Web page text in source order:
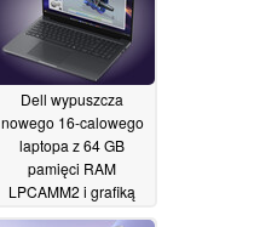
Dell wypuszcza
nowego 16-calowego
laptopa z 64 GB
pamięci RAM
LPCAMM2 i grafiką
30/05/2026